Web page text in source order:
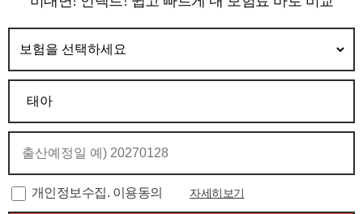
개인정보수집. 이용동의 자세히보기